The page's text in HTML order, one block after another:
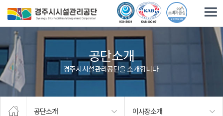
공단소개
경주시시설관리공단을 소개합니다.
공단소개 이사장소개